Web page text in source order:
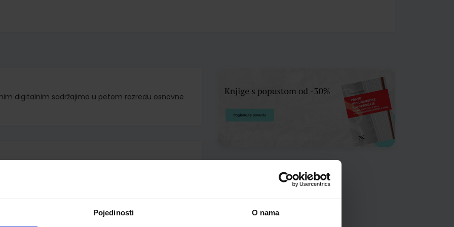
Pojedinosti O nama
digitalnim sadržajima u petom razredu osnovne
Dimovski grupa autora